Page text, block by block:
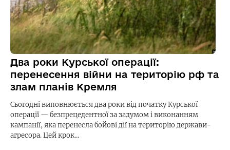
Два роки Курської операції:
перенесення війни на територію рф та
злам планів Кремля
Сьогодні виповнюється два роки від початку Курської
операції — безпрецедентної за задумом і виконанням
кампанії, яка перенесла бойові дії на територію держави-
агресора. Цей крок…